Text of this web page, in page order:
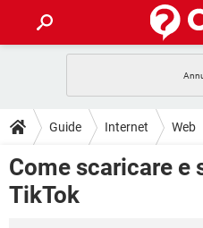
INTRATTENIMENTO
iOS
INSTAGRAM
GUIDE
COVID-19
INTRATTENIMENTO
DOWNLOAD
COVID-19
FORUM
Guide Internet Web
Come scaricare e
TikTok